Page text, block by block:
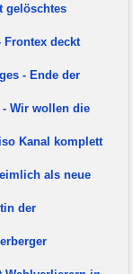
gelöschtes
Frontex deckt
- Ende der
- Wir wollen die
Kanal komplett
als neue
der